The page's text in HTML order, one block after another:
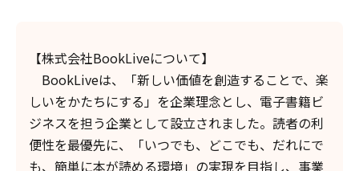
【株式会社BookLiveについて】
BookLiveは、「新しい価値を創造することで、楽
しいをかたちにする」を企業理念とし、電子書籍ビ
ジネスを担う企業として設立されました。読者の利
便性を最優先に、「いつでも、どこでも、だれにで
も、簡単に本が読める環境」の実現を目指し、事業